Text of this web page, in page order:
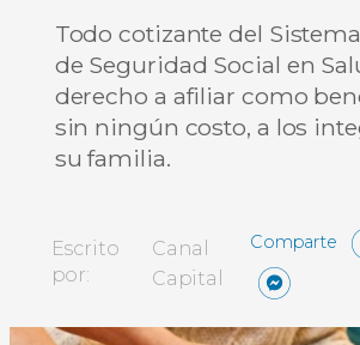
Todo cotizante del
de Seguridad Social en
derecho a afiliar como
sin ningún costo, a los
su familia.
Escrito
por:
Canal
Capital